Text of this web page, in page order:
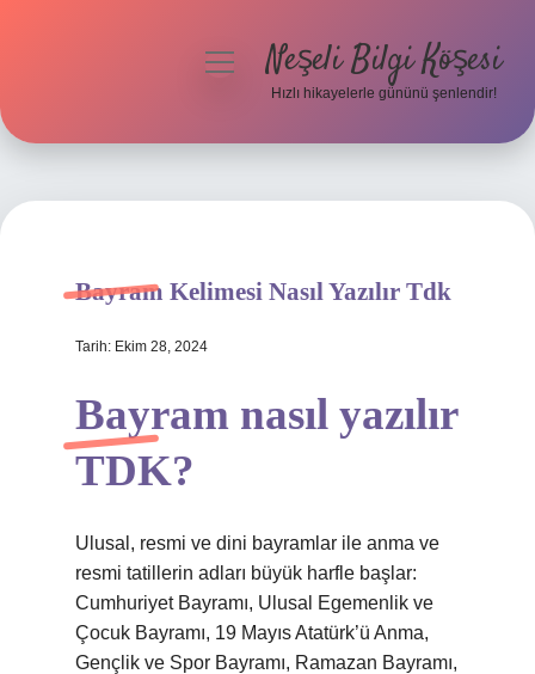
Hakkımızda
menüyüNeşeli Bilgi Köşesi
Hızlı hikayelerle gününü şenlendir!
Bayram Kelimesi Nasıl Yazılır Tdk
Tarih: Ekim 28, 2024
Bayram nasıl yazılır
TDK?
Ulusal, resmi ve dini bayramlar ile anma ve
resmi tatillerin adları büyük harfle başlar:
Cumhuriyet Bayramı, Ulusal Egemenlik ve
Çocuk Bayramı, 19 Mayıs Atatürk’ü Anma,
Gençlik ve Spor Bayramı, Ramazan Bayramı,